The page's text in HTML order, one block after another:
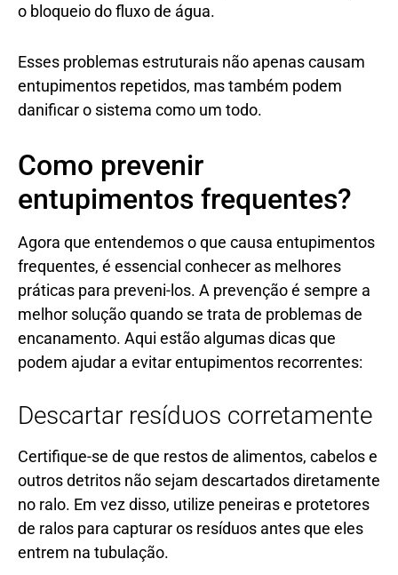
o bloqueio do fluxo de água.
Esses problemas estruturais não apenas causam
entupimentos repetidos, mas também podem
danificar o sistema como um todo.
Como prevenir
entupimentos frequentes?
Agora que entendemos o que causa entupimentos
frequentes, é essencial conhecer as melhores
práticas para preveni-los. A prevenção é sempre a
melhor solução quando se trata de problemas de
encanamento. Aqui estão algumas dicas que
podem ajudar a evitar entupimentos recorrentes:
Descartar resíduos corretamente
Certifique-se de que restos de alimentos, cabelos e
outros detritos não sejam descartados diretamente
no ralo. Em vez disso, utilize peneiras e protetores
de ralos para capturar os resíduos antes que eles
entrem na tubulação.